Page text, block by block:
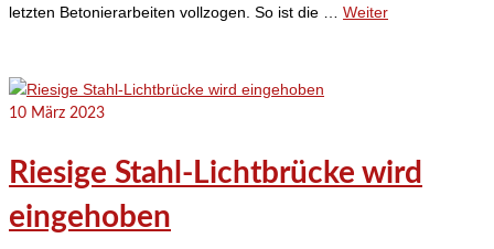
letzten Betonierarbeiten vollzogen. So ist die … Weiter
10 März 2023
Riesige Stahl-Lichtbrücke wird
eingehoben